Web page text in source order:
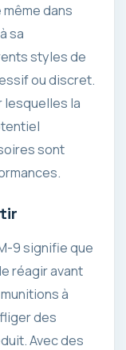
dans
sa
styles de
ou discret.
lesquelles la
sont
9 signifie que
réagir avant
à
des
Avec des